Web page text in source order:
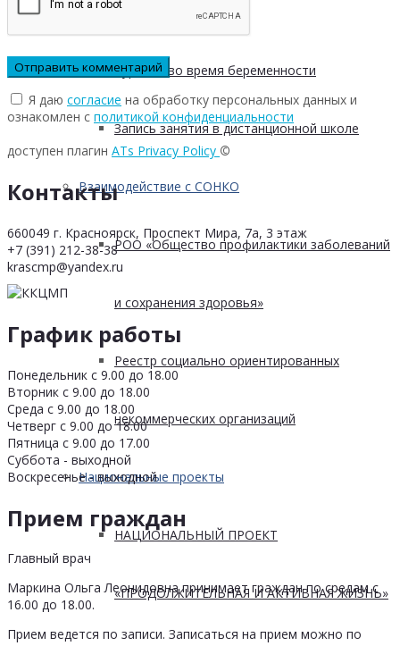
Мифы о диабете
Курение во время беременности
Запись занятия в дистанционной школе
Взаимодействие с СОНКО
РОО «Общество профилактики заболеваний
и сохранения здоровья»
Реестр социально ориентированных
некоммерческих организаций
Национальные проекты
НАЦИОНАЛЬНЫЙ ПРОЕКТ
«ПРОДОЛЖИТЕЛЬНАЯ И АКТИВНАЯ ЖИЗНЬ»
Я даю согласие на обработку персональных данных и
ознакомлен с политикой конфиденциальности
доступен плагин ATs Privacy Policy ©
Контакты
660049 г. Красноярск, Проспект Мира, 7а, 3 этаж
+7 (391) 212-38-38
krascmp@yandex.ru
График работы
Понедельник с 9.00 до 18.00
Вторник с 9.00 до 18.00
Среда с 9.00 до 18.00
Четверг с 9.00 до 18.00
Пятница с 9.00 до 17.00
Суббота - выходной
Воскресенье - выходной
Прием граждан
Главный врач
Маркина Ольга Леонидовна принимает граждан по средам с
16.00 до 18.00.
Прием ведется по записи. Записаться на прием можно по